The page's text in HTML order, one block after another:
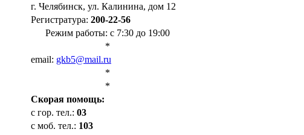
г. Челябинск, ул. Калинина, дом 12
Регистратура: 200-22-56
Режим работы: с 7:30 до 19:00
*
email: gkb5@mail.ru
*
*
Cкорая помощь:
с гор. тел.: 03
с моб. тел.: 103